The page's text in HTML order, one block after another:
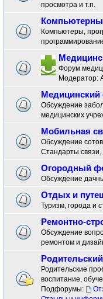
просмотра и т.п.
Компьютеры,
Форум
Модератор:
Обсуждение
медицинских
Мобильная
Обсуждение
Стандарты
Огородный
Обсуждение
Отдых и
Туризм, города и
Ремонтно-
Обсуждение
ремонтом и
Родительские
воспитание,
Подфорумы: